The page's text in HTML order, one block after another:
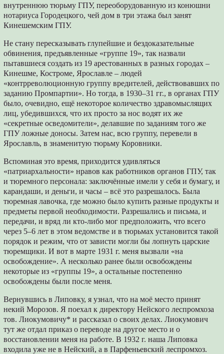
внутреннюю тюрьму ГПУ, переоборудованную из конюшни
нотариуса Городецкого, чей дом в три этажа был занят
Кинешемским ГПУ.
Не стану пересказывать глупейшие и бездоказательные
обвинения, предъявленные «группе 19», так назвали
пытавшиеся создать из 19 арестованных в разных городах –
Кинешме, Костроме, Ярославле – людей
«контрреволюционную группу вредителей, действовавших по
заданию Промпартии». Но тогда, в 1930–31 гг., в органах ГПУ
было, очевидно, ещё некоторое количество здравомыслящих
лиц, убедившихся, что их просто за нос водят их же
«секретные осведомители», делавшие по заданиям того же
ГПУ ложные доносы. Затем нас, всю группу, перевели в
Ярославль, в знаменитую тюрьму Коровники.
Вспоминая это время, приходится удивляться
«патриархальности» нравов как работников органов ГПУ, так
и тюремного персонала: заключённые имели у себя и бумагу, и
карандаши, и деньги, и часы – всё это разрешалось. Была
тюремная лавочка, где можно было купить разные продукты и
предметы первой необходимости. Разрешались и письма, и
передачи, и вряд ли кто-либо мог предположить, что всего
через 5–6 лет в этом ведомстве и в тюрьмах установится такой
порядок и режим, что от зависти могли бы лопнуть царские
тюремщики. И вот в марте 1931 г. меня вызвали «на
освобождение». А несколько ранее были освобождены
некоторые из «группы 19», а остальные постепенно
освобождены были после меня.
Вернувшись в Липовку, я узнал, что на моё место принят
некий Морозов. Я поехал к директору Нейского леспромхоза
тов. Лиокумовичу* и рассказал о своих делах. Лиокумович
тут же отдал приказ о переводе на другое место и о
восстановлении меня на работе. В 1932 г. наша Липовка
входила уже не в Нейский, а в Парфеньевский леспромхоз.